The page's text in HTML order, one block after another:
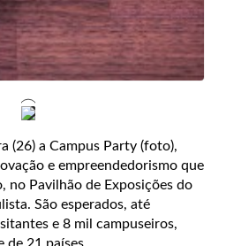
(26) a Campus Party (foto),
e empreendedorismo que
no Pavilhão de Exposições do
São esperados, até
e 8 mil campuseiros,
de 21 países.